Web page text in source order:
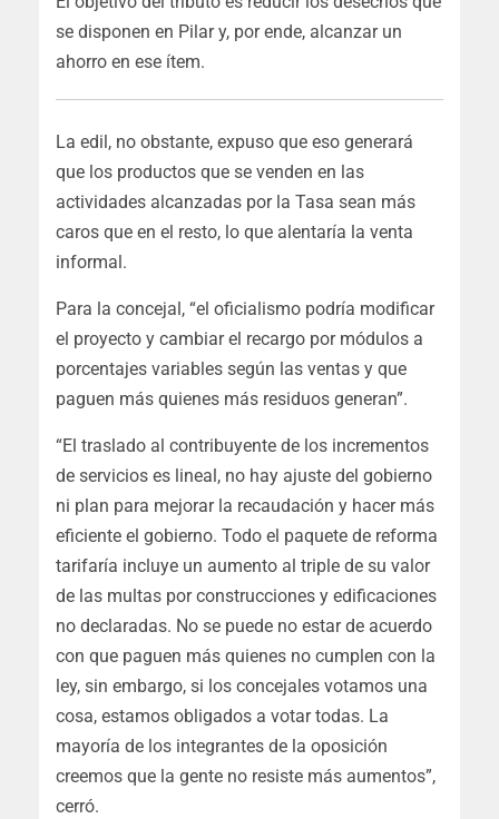
se disponen en Pilar y, por ende, alcanzar un
ahorro en ese ítem.
La edil, no obstante, expuso que eso generará
que los productos que se venden en las
actividades alcanzadas por la Tasa sean más
caros que en el resto, lo que alentaría la venta
informal.
Para la concejal, “el oficialismo podría modificar
el proyecto y cambiar el recargo por módulos a
porcentajes variables según las ventas y que
paguen más quienes más residuos generan”.
“El traslado al contribuyente de los incrementos
de servicios es lineal, no hay ajuste del gobierno
ni plan para mejorar la recaudación y hacer más
eficiente el gobierno. Todo el paquete de reforma
tarifaría incluye un aumento al triple de su valor
de las multas por construcciones y edificaciones
no declaradas. No se puede no estar de acuerdo
con que paguen más quienes no cumplen con la
ley, sin embargo, si los concejales votamos una
cosa, estamos obligados a votar todas. La
mayoría de los integrantes de la oposición
creemos que la gente no resiste más aumentos”,
cerró.